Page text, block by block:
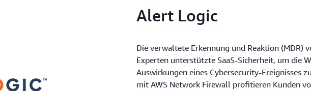
Alert Logic
Die verwaltete Erkennung und Reaktion (MDR)
Experten unterstützte SaaS-Sicherheit, um die
Auswirkungen eines Cybersecurity-Ereignisses
mit AWS Network Firewall profitieren Kunden